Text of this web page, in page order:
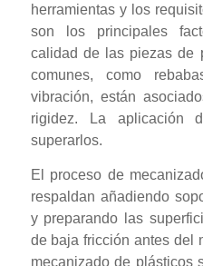
herramientas y los
son los principales
calidad de las piezas de
comunes, como
vibración, están
rigidez. La aplicación
superarlos.
El proceso de
respaldan añadiendo
y preparando las
de baja fricción antes del
mecanizado de plásticos